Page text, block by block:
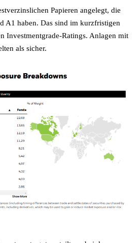
Papieren angelegt, die
A1 haben. Das sind im kurzfristigen
Investmentgrade-Ratings. Anlagen mit
als sicher.